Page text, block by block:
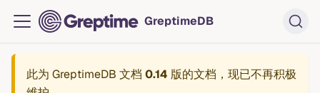
GreptimeDB
此为 GreptimeDB 文档 0.14 版的文档，现已不再积极